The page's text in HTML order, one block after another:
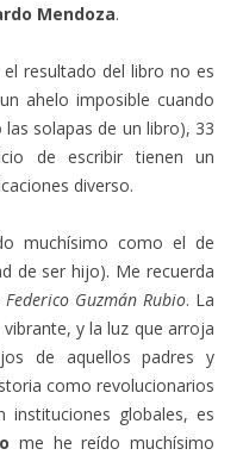
Mendoza.
resultado del libro no es
ahelo imposible cuando
solapas de un libro), 33
de escribir tienen un
diverso.
muchísimo como el de
de ser hijo). Me recuerda
Federico Guzmán Rubio. La
y la luz que arroja
de aquellos padres y
como revolucionarios
globales, es
me he reído muchísimo